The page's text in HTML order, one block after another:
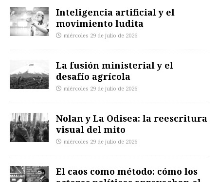
Inteligencia artificial y el
movimiento ludita
miércoles 29 de julio de 2026
La fusión ministerial y el
desafío agrícola
miércoles 29 de julio de 2026
Nolan y La Odisea: la reescritura
visual del mito
miércoles 29 de julio de 2026
El caos como método: cómo los